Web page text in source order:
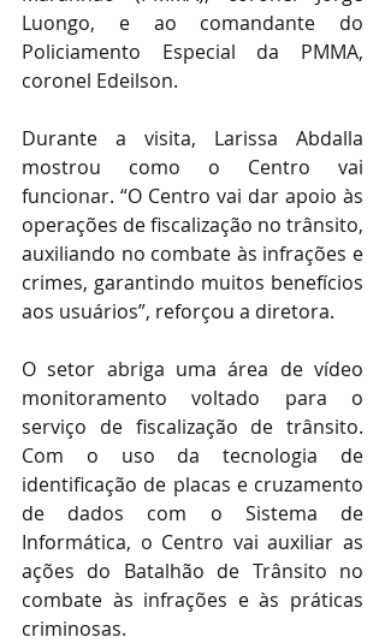
Luongo, e ao comandante do
Policiamento Especial da PMMA,
coronel Edeilson.
Durante a visita, Larissa Abdalla
mostrou como o Centro vai
funcionar. “O Centro vai dar apoio às
operações de fiscalização no trânsito,
auxiliando no combate às infrações e
crimes, garantindo muitos benefícios
aos usuários”, reforçou a diretora.
O setor abriga uma área de vídeo
monitoramento voltado para o
serviço de fiscalização de trânsito.
Com o uso da tecnologia de
identificação de placas e cruzamento
de dados com o Sistema de
Informática, o Centro vai auxiliar as
ações do Batalhão de Trânsito no
combate às infrações e às práticas
criminosas.